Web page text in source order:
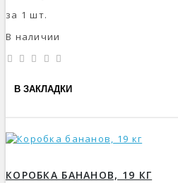
за 1 шт.
В наличии
В ЗАКЛАДКИ
КОРОБКА БАНАНОВ, 19 КГ